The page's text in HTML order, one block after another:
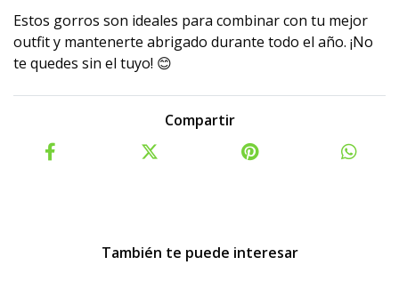
Estos gorros son ideales para combinar con tu mejor
outfit y mantenerte abrigado durante todo el año. ¡No
te quedes sin el tuyo! 😊
Compartir
También te puede interesar